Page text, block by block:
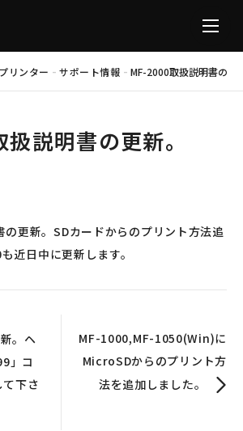
リンター -サポート情報 - MF-2000取扱説明書の更
説明書の更新。
更新。SDカードからのプリント方法追
近日中に更新します。
。ヘ
」コ
下さ
MF-1000,MF-1050(Win)に
MicroSDからのプリント方
法を追加しました。